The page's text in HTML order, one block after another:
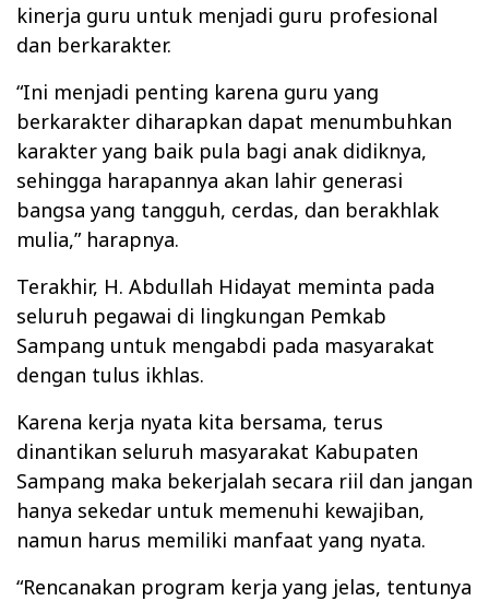
kinerja guru untuk menjadi guru profesional
dan berkarakter.
“Ini menjadi penting karena guru yang
berkarakter diharapkan dapat menumbuhkan
karakter yang baik pula bagi anak didiknya,
sehingga harapannya akan lahir generasi
bangsa yang tangguh, cerdas, dan berakhlak
mulia,” harapnya.
Terakhir, H. Abdullah Hidayat meminta pada
seluruh pegawai di lingkungan Pemkab
Sampang untuk mengabdi pada masyarakat
dengan tulus ikhlas.
Karena kerja nyata kita bersama, terus
dinantikan seluruh masyarakat Kabupaten
Sampang maka bekerjalah secara riil dan jangan
hanya sekedar untuk memenuhi kewajiban,
namun harus memiliki manfaat yang nyata.
“Rencanakan program kerja yang jelas, tentunya